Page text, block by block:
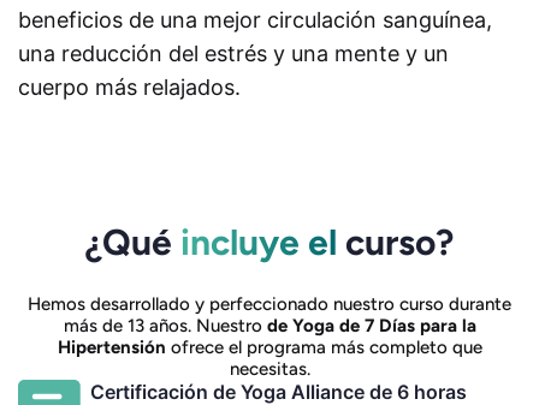
beneficios de una mejor circulación sanguínea,
una reducción del estrés y una mente y un
cuerpo más relajados.
¿Qué incluye el curso?
Hemos desarrollado y perfeccionado nuestro curso durante
más de 13 años. Nuestro de Yoga de 7 Días para la
Hipertensión ofrece el programa más completo que
necesitas.
Certificación de Yoga Alliance de 6 horas